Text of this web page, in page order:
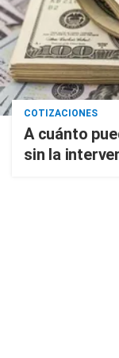
COTIZACIONES
A cuánto
sin la